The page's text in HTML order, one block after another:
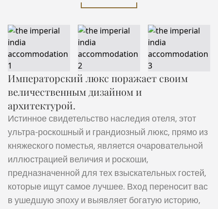
Императорский люкс поражает своим
величественным дизайном и
архитектурой.
Истинное свидетельство наследия отеля, этот
ультра-роскошный и грандиозный люкс, прямо из
княжеского поместья, является очаровательной
иллюстрацией величия и роскоши,
предназначенной для тех взыскательных гостей,
которые ищут самое лучшее. Вход переносит вас
в ушедшую эпоху и выявляет богатую историю,